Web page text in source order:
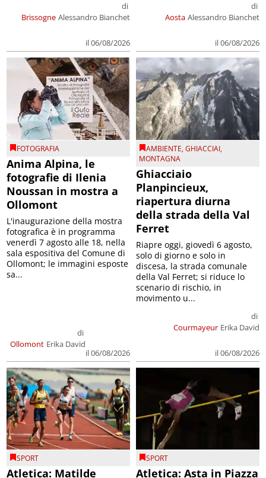
Brissogne
di
Alessandro Bianchet
il 06/08/2026
Aosta
di
Alessandro Bianchet
il 06/08/2026
FOTOGRAFIA
Anima Alpina, le
fotografie di Ilenia
Noussan in mostra a
Ollomont
Ollomont
di
Erika David
il 06/08/2026
L'inaugurazione della mostra
fotografica è in programma
venerdì 7 agosto alle 18, nella
sala espositiva del Comune di
Ollomont; le immagini esposte
sa...
AMBIENTE,GHIACCIAI,
MONTAGNA
Ghiacciaio
Planpincieux,
riapertura diurna
della strada della Val
Ferret
Courmayeur
di
Erika David
il 06/08/2026
Riapre oggi, giovedì 6 agosto,
solo di giorno e solo in
discesa, la strada comunale
della Val Ferret; si riduce lo
scenario di rischio, in
movimento u...
SPORT
Atletica: Matilde
SPORT
Atletica: Asta in Piazza